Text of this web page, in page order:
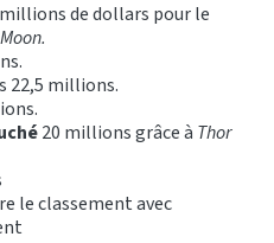
de dollars pour le
22,5 millions.
20 millions grâce à Thor
le classement avec